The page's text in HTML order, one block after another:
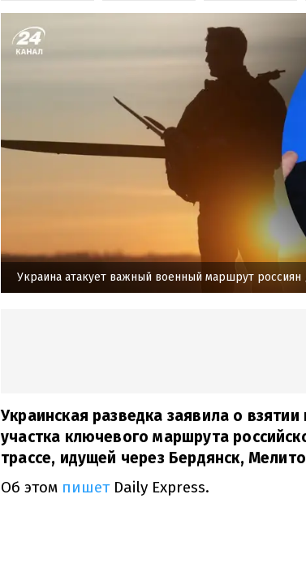
Украина атакует важный военный маршрут россиян
Украинская разведка заявила о
участка ключевого маршрута
трассе, идущей через Бердянск,
Об этом пишет Daily Express.